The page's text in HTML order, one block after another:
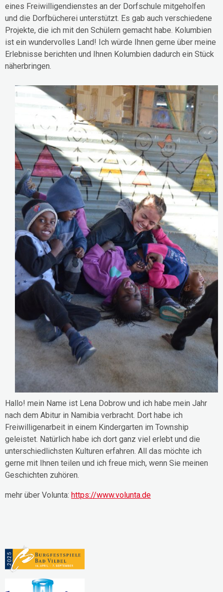
eines Freiwilligendienstes an der Dorfschule mitgeholfen
und die Dorfbücherei unterstützt. Es gab auch verschiedene
Projekte, die ich mit den Schülern gemacht habe. Kolumbien
ist ein wundervolles Land! Ich würde Ihnen gerne über meine
Erlebnisse berichten und Ihnen Kolumbien dadurch ein Stück
näherbringen.
Hallo! mein Name ist Lena Dobrow und ich habe mein Jahr
nach dem Abitur in Namibia verbracht. Dort habe ich
Freiwilligenarbeit in einem Kindergarten im Township
geleistet. Natürlich habe ich dort ganz viel erlebt und die
unterschiedlichsten Kulturen erfahren. All das möchte ich
gerne mit Ihnen teilen und ich freue mich, wenn Sie meinen
Geschichten zuhören.
mehr über Volunta: https://www.volunta.de